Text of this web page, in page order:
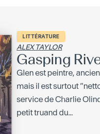
LITTÉRATURE
ALEX TAYLOR
Gasping
Glen est peintre,
mais il est surtout
service de Charlie
petit truand du...